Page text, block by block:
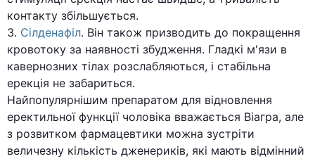
контакту збільшується.
3. Сілденафіл. Він також призводить до покращення
кровотоку за наявності збудження. Гладкі м'язи в
кавернозних тілах розслабляються, і стабільна
ерекція не забариться.
Найпопулярнішим препаратом для відновлення
еректильної функції чоловіка вважається Віагра, але
з розвитком фармацевтики можна зустріти
величезну кількість дженериків, які мають відмінний